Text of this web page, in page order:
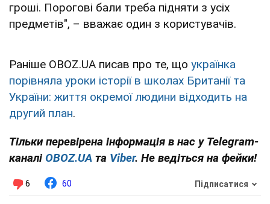
гроші. Порогові бали треба підняти з усіх
предметів", – вважає один з користувачів.
Раніше OBOZ.UA писав про те, що українка
порівняла уроки історії в школах Британії та
України: життя окремої людини відходить на
другий план.
Тільки перевірена інформація в нас у Telegram-
каналі OBOZ.UA та Viber. Не ведіться на фейки!
6 60 Підписатися